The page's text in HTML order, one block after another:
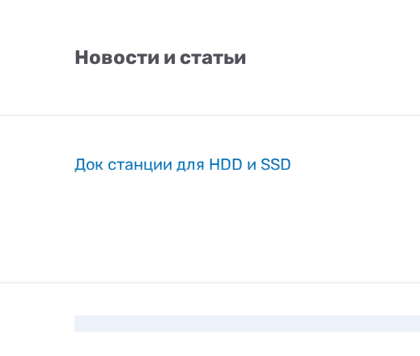
Новости и статьи
Док станции для HDD и SSD